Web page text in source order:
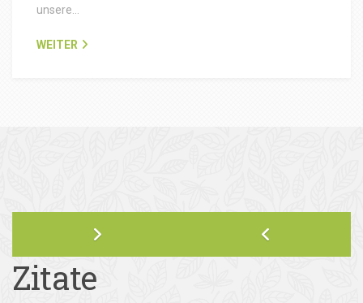
unsere…
WEITER
Zitate